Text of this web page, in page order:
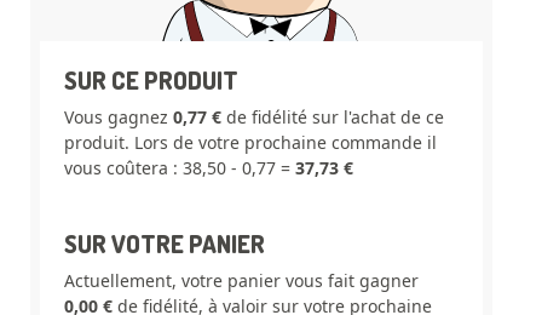
SUR CE PRODUIT
Vous gagnez 0,77 € de fidélité sur l'achat de ce
produit. Lors de votre prochaine commande il
vous coûtera : 38,50 - 0,77 = 37,73 €
SUR VOTRE PANIER
Actuellement, votre panier vous fait gagner
0,00 € de fidélité, à valoir sur votre prochaine